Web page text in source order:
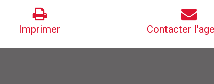
Imprimer Contacter